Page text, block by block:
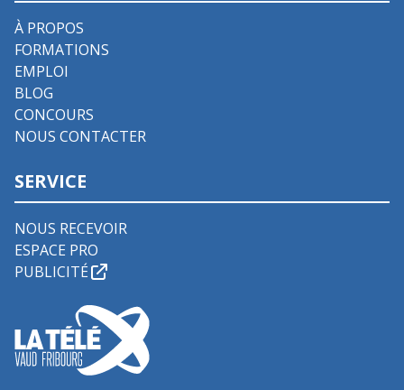
À PROPOS
FORMATIONS
EMPLOI
BLOG
CONCOURS
NOUS CONTACTER
SERVICE
NOUS RECEVOIR
ESPACE PRO
PUBLICITÉ